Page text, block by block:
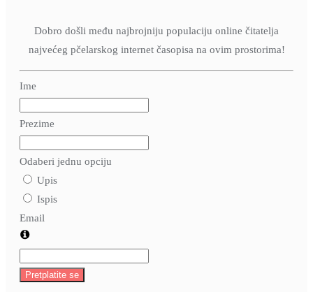
Dobro došli među najbrojniju populaciju online čitatelja
najvećeg pčelarskog internet časopisa na ovim prostorima!
Ime
Prezime
Odaberi jednu opciju
Upis
Ispis
Email
Pretplatite se